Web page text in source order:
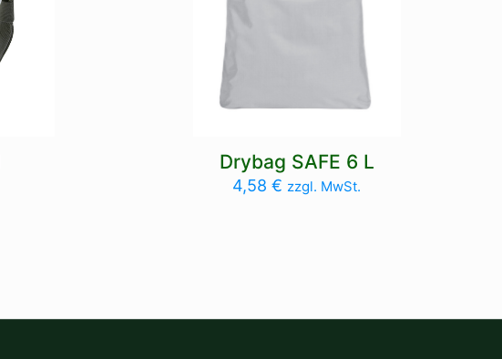
Drybag SAFE 6 L
4,58€ zzgl. MwSt.